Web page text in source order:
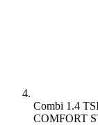
Combi 1.4
COMFORT